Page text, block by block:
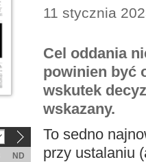
11 stycznia
Cel oddania
powinien być
wskutek
wskazany.
To sedno
przy ustalaniu
ND